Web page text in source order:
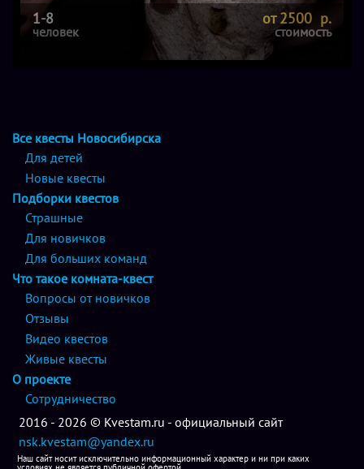
1-8
человек
от 2500 р.
стоимость
Все квесты Новосибирска
Для детей
Новые квесты
Подборки квестов
Страшные
Для новичков
Для больших команд
Что такое комната-квест
Вопросы от новичков
Отзывы
Видео квестов
Живые квесты
О проекте
Сотрудничество
2016 - 2026 © Kvestam.ru - официальный сайт
nsk.kvestam@yandex.ru
Наш сайт носит исключительно информационный характер и ни при каких